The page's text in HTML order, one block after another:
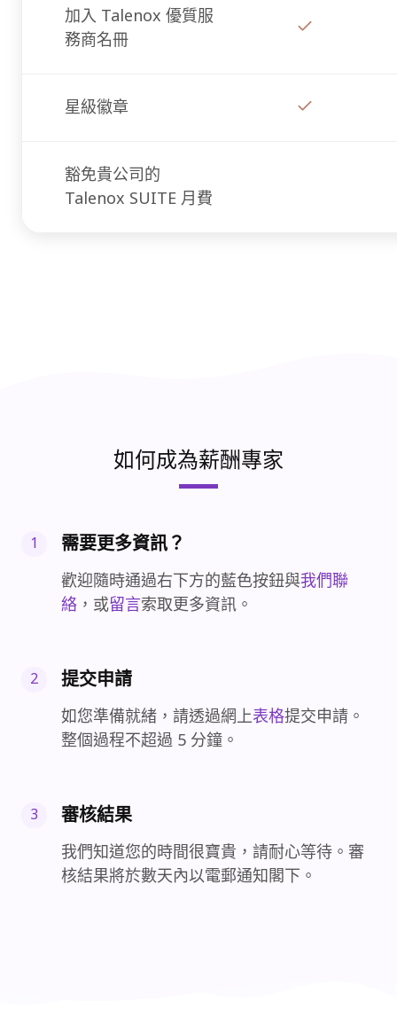
加入 Talenox 優質服
務商名冊
星級徽章
豁免貴公司的
Talenox SUITE 月費
如何成為薪酬專家
1 需要更多資訊？
歡迎隨時通過右下方的藍色按鈕與我們聯
絡 ，或留言索取更多資訊。
2 提交申請
如您準備就緒，請透過網上表格提交申請。
整個過程不超過 5 分鐘。
3 審核結果
我們知道您的時間很寶貴，請耐心等待。審
核結果將於數天內以電郵通知閣下。